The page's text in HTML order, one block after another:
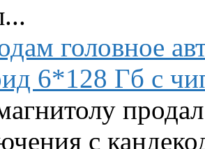
головное
6*128 Гб с
с